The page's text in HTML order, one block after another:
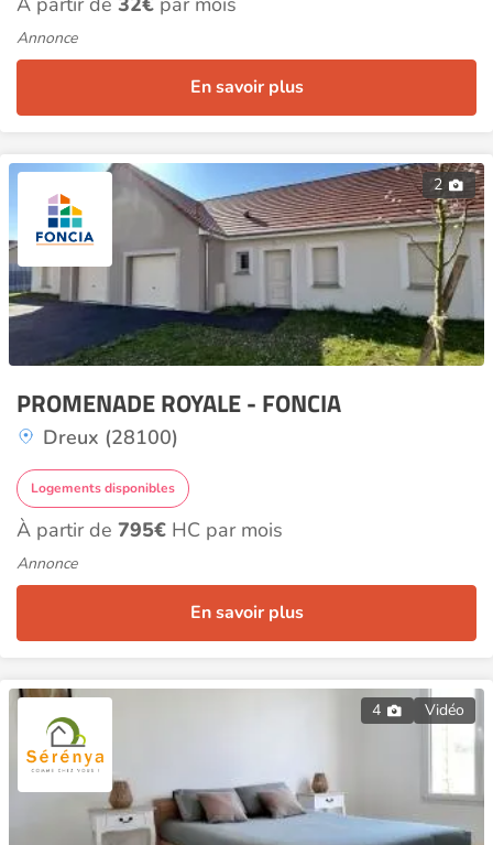
Annonce
En savoir plus
2
PROMENADE ROYALE - FONCIA
Dreux (28100)
Logements disponibles
À partir de 795€ HC par mois
Annonce
En savoir plus
4 Vidéo